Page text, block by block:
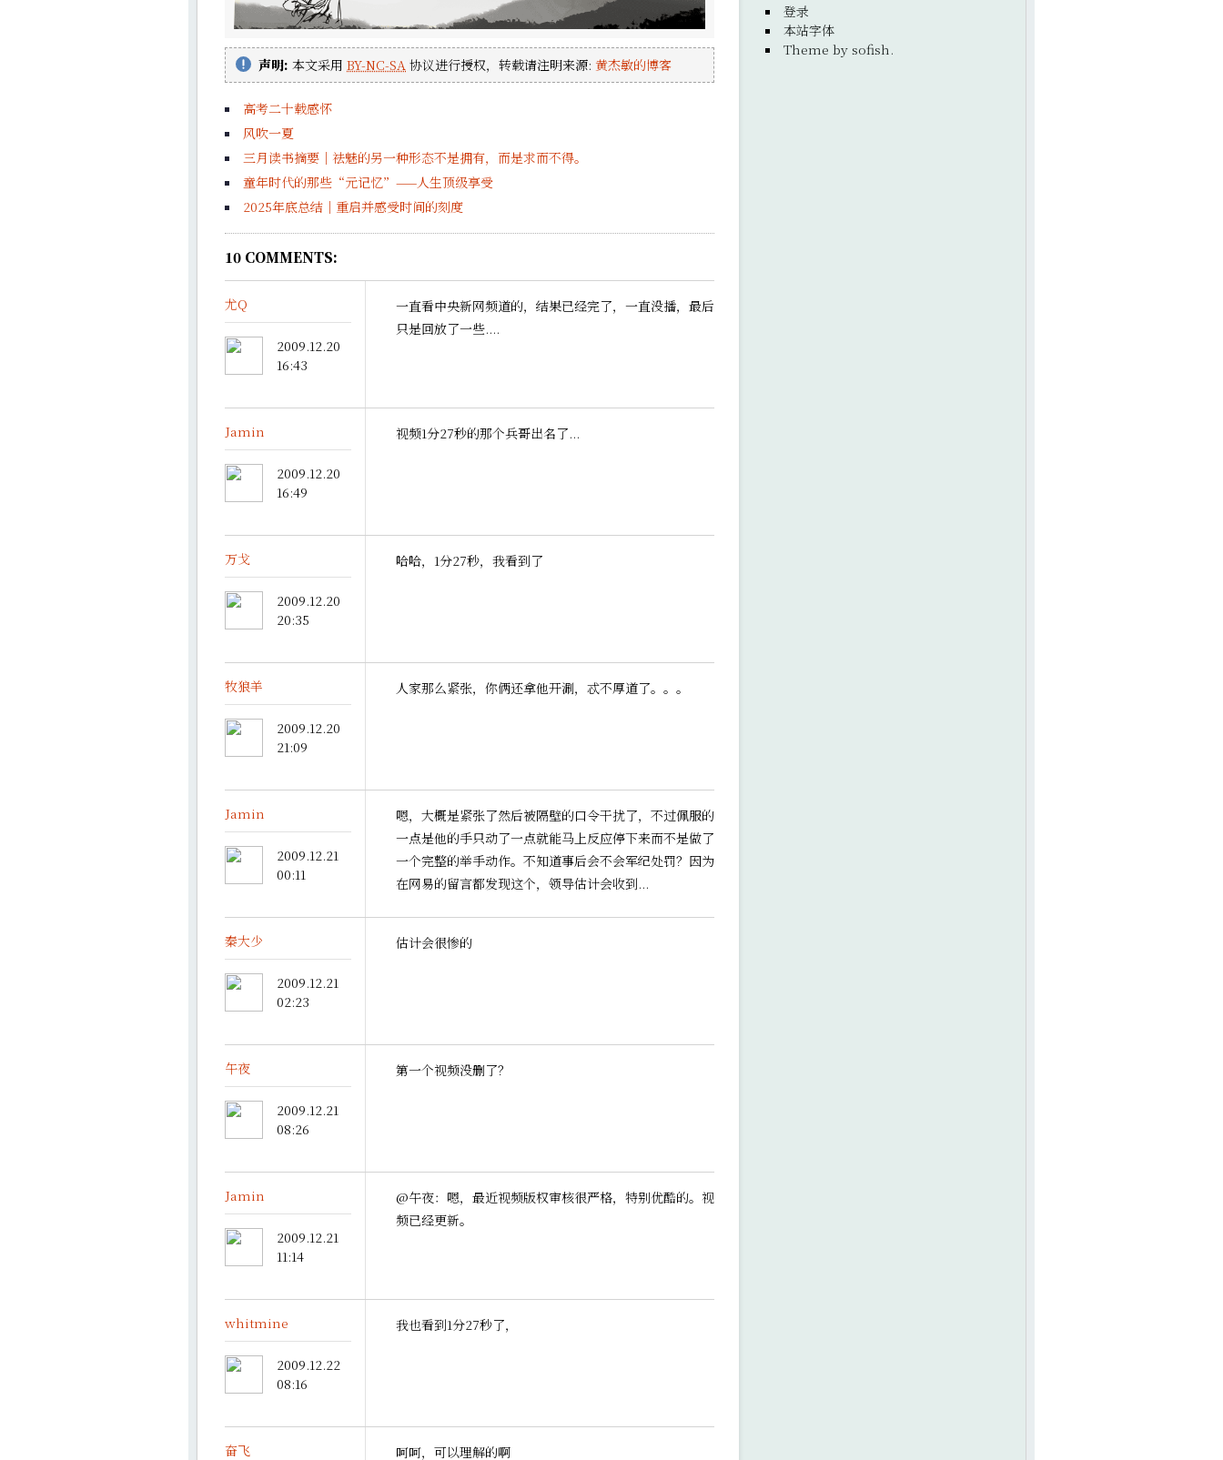
声明: 本文采用 BY-NC-SA 协议进行授权，转载请注明来源: 黄杰敏的博客
高考二十载感怀
风吹一夏
三月读书摘要｜祛魅的另一种形态不是拥有，而是求而不得。
童年时代的那些“元记忆”——人生顶级享受
2025年底总结｜重启并感受时间的刻度
10 COMMENTS:
一直看中央新网频道的，结果已经完了，一直没播，最后
只是回放了一些....
尤Q
2009.12.20
16:43
视频1分27秒的那个兵哥出名了...
Jamin
2009.12.20
16:49
哈哈，1分27秒，我看到了
万戈
2009.12.20
20:35
人家那么紧张，你俩还拿他开涮，忒不厚道了。。。
牧狼羊
2009.12.20
21:09
嗯，大概是紧张了然后被隔壁的口令干扰了，不过佩服的
一点是他的手只动了一点就能马上反应停下来而不是做了
一个完整的举手动作。不知道事后会不会军纪处罚？因为
在网易的留言都发现这个，领导估计会收到...
Jamin
2009.12.21
00:11
估计会很惨的
秦大少
2009.12.21
02:23
第一个视频没删了？
午夜
2009.12.21
08:26
@午夜：嗯，最近视频版权审核很严格，特别优酷的。视
频已经更新。
Jamin
2009.12.21
11:14
我也看到1分27秒了，
whitmine
2009.12.22
08:16
呵呵，可以理解的啊
奋飞
登录
本站字体
Theme by sofish.